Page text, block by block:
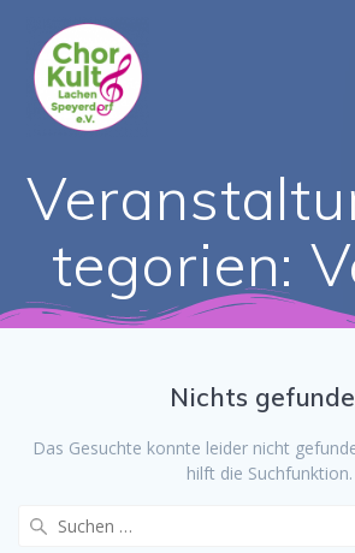
tegorien:
Nichts
Das Gesuchte konnte leider nicht
hilft die Suchfunktion.